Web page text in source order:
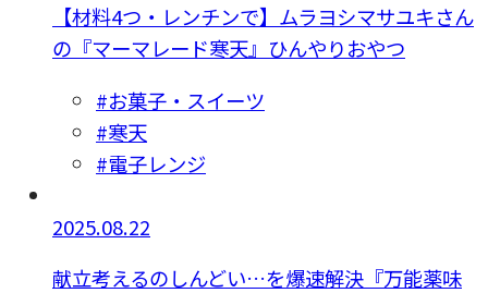
【材料4つ・レンチンで】ムラヨシマサユキさん
の『マーマレード寒天』ひんやりおやつ
#お菓子・スイーツ
#寒天
#電子レンジ
2025.08.22
献立考えるのしんどい…を爆速解決『万能薬味